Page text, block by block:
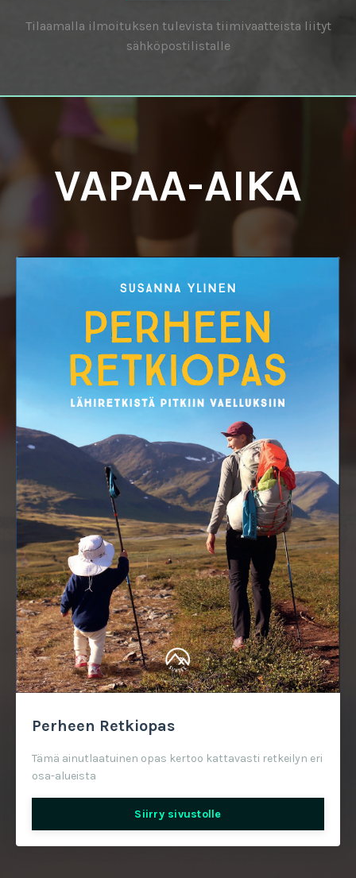
Tilaamalla ilmoituksen tulevista tiimivaatteista liityt
sähköpostilistalle
VAPAA-AIKA
Perheen Retkiopas
Tämä ainutlaatuinen opas kertoo kattavasti retkeilyn eri
osa-alueista
Siirry sivustolle